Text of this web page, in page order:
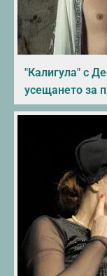
"Калигула" с
усещането за